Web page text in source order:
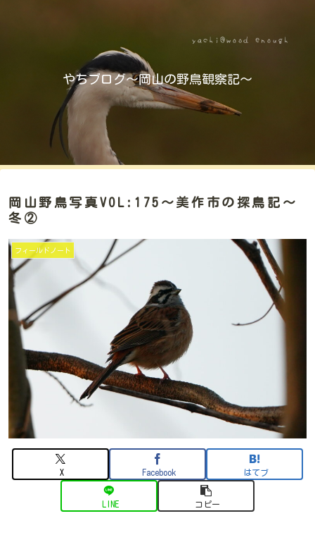
やちブログ～岡山の野鳥観察記～
岡山野鳥写真VOL:175～美作市の探鳥記～
冬②
フィールドノート
X Facebook はてブ
LINE コピー